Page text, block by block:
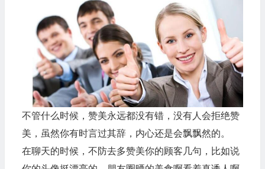
不管什么时候，赞美永远都没有错，没有人会拒绝赞
美，虽然你有时言过其辞，内心还是会飘飘然的。
在聊天的时候，不防去多赞美你的顾客几句，比如说